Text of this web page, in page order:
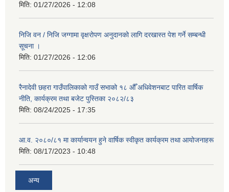
मिति: 01/27/2026 - 12:08
निजि वन / निजि जग्गामा वृक्षरोपण अनुदानको लागि दरखास्त पेश गर्ने सम्बन्धी
सूचना ।
मिति: 01/27/2026 - 12:06
रैनादेवी छहरा गाउँपालिकाको गाउँ सभाको १८ औँ अधिवेशनबाट पारित वार्षिक
नीति, कार्यक्रम तथा बजेट पुस्तिका २०८२/८३
मिति: 08/24/2025 - 17:35
आ.व. २०८०/८१ मा कार्यान्वयन हुने वार्षिक स्वीकृत कार्यक्रम तथा आयोजनाहरू
मिति: 08/17/2023 - 10:48
अन्य